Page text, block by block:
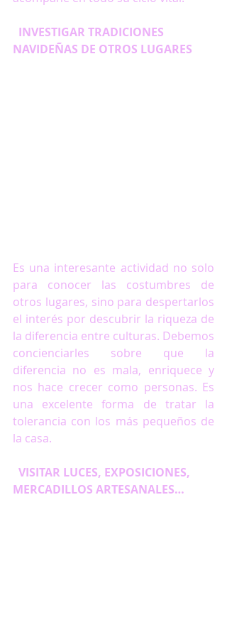
NAVIDEÑAS DE OTROS LUGARES
Es una interesante actividad no solo
para conocer las costumbres de
otros lugares, sino para despertarlos
el interés por descubrir la riqueza de
la diferencia entre culturas. Debemos
concienciarles sobre que la
diferencia no es mala, enriquece y
nos hace crecer como personas. Es
una excelente forma de tratar la
tolerancia con los más pequeños de
la casa.
MERCADILLOS ARTESANALES…